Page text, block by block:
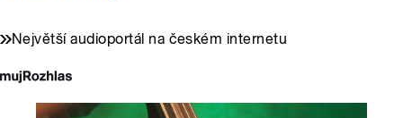
Největší audioportál na českém internetu